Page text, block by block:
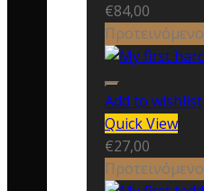
€84,00
Προτεινόμενο
Add to wishlist
Quick View
€27,00
Προτεινόμενο